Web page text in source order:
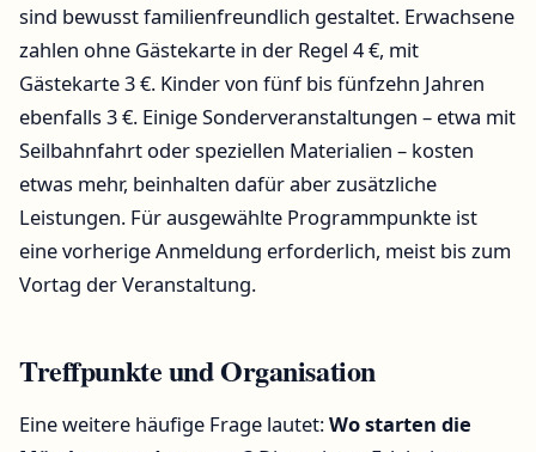
sind bewusst familienfreundlich gestaltet. Erwachsene
zahlen ohne Gästekarte in der Regel 4 €, mit
Gästekarte 3 €. Kinder von fünf bis fünfzehn Jahren
ebenfalls 3 €. Einige Sonderveranstaltungen – etwa mit
Seilbahnfahrt oder speziellen Materialien – kosten
etwas mehr, beinhalten dafür aber zusätzliche
Leistungen. Für ausgewählte Programmpunkte ist
eine vorherige Anmeldung erforderlich, meist bis zum
Vortag der Veranstaltung.
Treffpunkte und Organisation
Eine weitere häufige Frage lautet:Wo starten die